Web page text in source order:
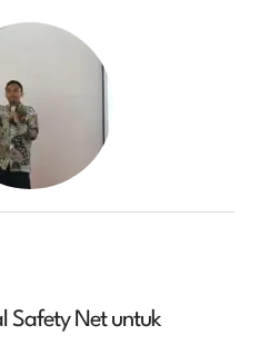
Safety Net untuk